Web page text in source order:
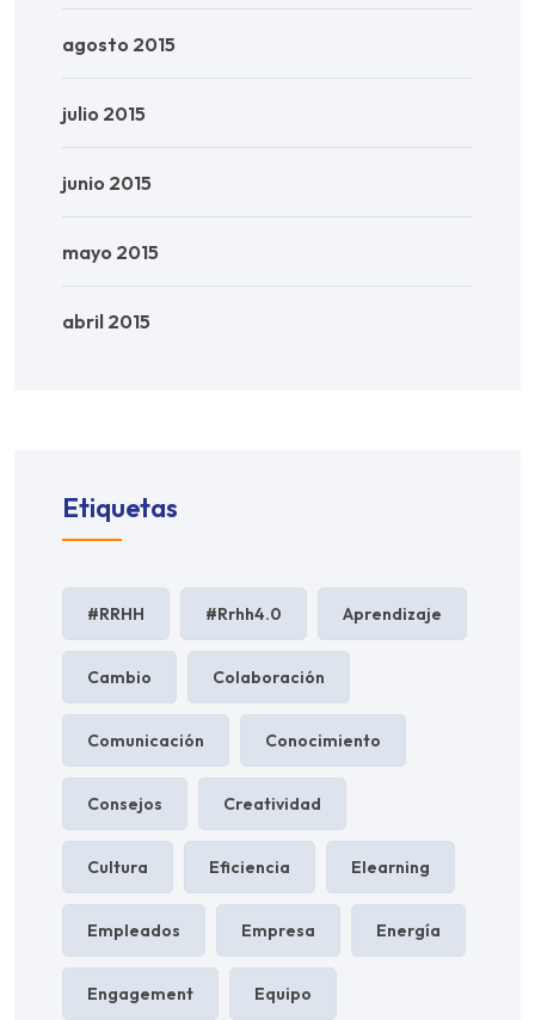
agosto 2015
julio 2015
junio 2015
mayo 2015
abril 2015
Etiquetas
#RRHH #rrhh4.0 Aprendizaje
Cambio Colaboración
Comunicación Conocimiento
Consejos Creatividad
Cultura Eficiencia Elearning
Empleados Empresa Energía
Engagement Equipo